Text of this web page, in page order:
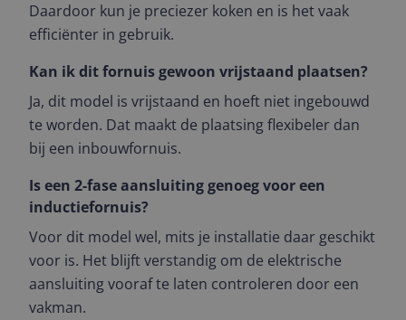
Daardoor kun je preciezer koken en is het vaak
efficiënter in gebruik.
Kan ik dit fornuis gewoon vrijstaand plaatsen?
Ja, dit model is vrijstaand en hoeft niet ingebouwd
te worden. Dat maakt de plaatsing flexibeler dan
bij een inbouwfornuis.
Is een 2-fase aansluiting genoeg voor een
inductiefornuis?
Voor dit model wel, mits je installatie daar geschikt
voor is. Het blijft verstandig om de elektrische
aansluiting vooraf te laten controleren door een
vakman.